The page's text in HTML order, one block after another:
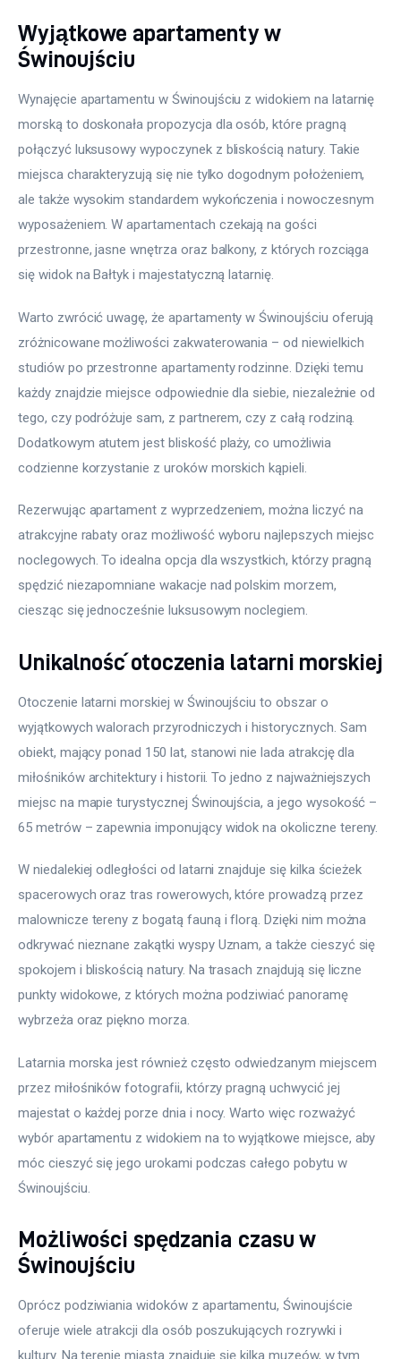
Wyjątkowe apartamenty w
Świnoujściu
Wynajęcie apartamentu w Świnoujściu z widokiem na latarnię
morską to doskonała propozycja dla osób, które pragną
połączyć luksusowy wypoczynek z bliskością natury. Takie
miejsca charakteryzują się nie tylko dogodnym położeniem,
ale także wysokim standardem wykończenia i nowoczesnym
wyposażeniem. W apartamentach czekają na gości
przestronne, jasne wnętrza oraz balkony, z których rozciąga
się widok na Bałtyk i majestatyczną latarnię.
Warto zwrócić uwagę, że apartamenty w Świnoujściu oferują
zróżnicowane możliwości zakwaterowania – od niewielkich
studiów po przestronne apartamenty rodzinne. Dzięki temu
każdy znajdzie miejsce odpowiednie dla siebie, niezależnie od
tego, czy podróżuje sam, z partnerem, czy z całą rodziną.
Dodatkowym atutem jest bliskość plaży, co umożliwia
codzienne korzystanie z uroków morskich kąpieli.
Rezerwując apartament z wyprzedzeniem, można liczyć na
atrakcyjne rabaty oraz możliwość wyboru najlepszych miejsc
noclegowych. To idealna opcja dla wszystkich, którzy pragną
spędzić niezapomniane wakacje nad polskim morzem,
ciesząc się jednocześnie luksusowym noclegiem.
Unikalność otoczenia latarni morskiej
Otoczenie latarni morskiej w Świnoujściu to obszar o
wyjątkowych walorach przyrodniczych i historycznych. Sam
obiekt, mający ponad 150 lat, stanowi nie lada atrakcję dla
miłośników architektury i historii. To jedno z najważniejszych
miejsc na mapie turystycznej Świnoujścia, a jego wysokość –
65 metrów – zapewnia imponujący widok na okoliczne tereny.
W niedalekiej odległości od latarni znajduje się kilka ścieżek
spacerowych oraz tras rowerowych, które prowadzą przez
malownicze tereny z bogatą fauną i florą. Dzięki nim można
odkrywać nieznane zakątki wyspy Uznam, a także cieszyć się
spokojem i bliskością natury. Na trasach znajdują się liczne
punkty widokowe, z których można podziwiać panoramę
wybrzeża oraz piękno morza.
Latarnia morska jest również często odwiedzanym miejscem
przez miłośników fotografii, którzy pragną uchwycić jej
majestat o każdej porze dnia i nocy. Warto więc rozważyć
wybór apartamentu z widokiem na to wyjątkowe miejsce, aby
móc cieszyć się jego urokami podczas całego pobytu w
Świnoujściu.
Możliwości spędzania czasu w
Świnoujściu
Oprócz podziwiania widoków z apartamentu, Świnoujście
oferuje wiele atrakcji dla osób poszukujących rozrywki i
kultury. Na terenie miasta znajduje się kilka muzeów, w tym